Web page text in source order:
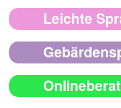
Leichte